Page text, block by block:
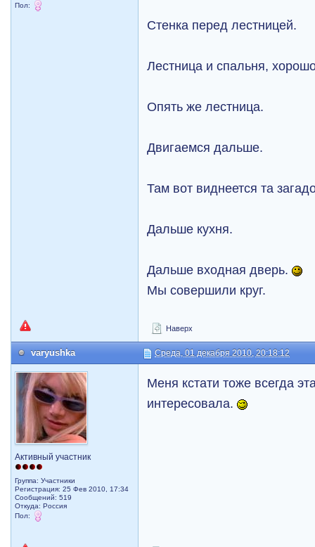
Пол:
Стенка перед лестницей.
Лестница и спальня,
Опять же лестница.
Двигаемся дальше.
Там вот виднеется та
Дальше кухня.
Дальше входная дверь.
Мы совершили круг.
Наверх
varyushka Среда, 01 декабря 2010, 20:18:12
Активный участник
Группа: Участники
Регистрация: 25 Фев 2010, 17:34
Сообщений: 519
Откуда: Россия
Пол:
Меня кстати тоже всегда
интересовала.